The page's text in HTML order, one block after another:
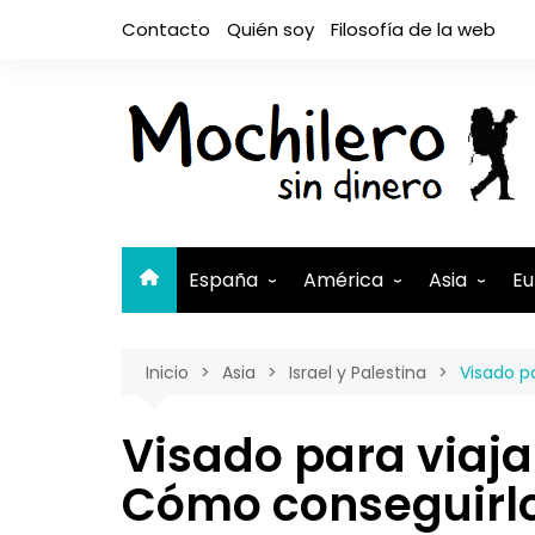
Contacto Quién soy Filosofía de la web
España
Aragón
Canarias
El Hierro
Cantabria
América
Belice
Brasil
Canadá
Asia
Filipinas
Indonesia
Israel y
Inicio Asia Israel y Palestina Visado
Visado para
Cómo